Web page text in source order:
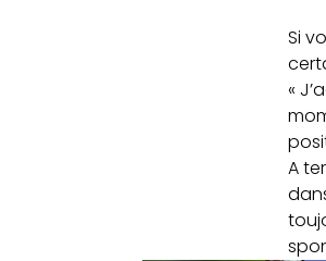
Si
«
A